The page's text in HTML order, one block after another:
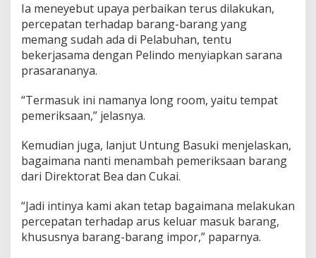
Ia meneyebut upaya perbaikan terus dilakukan,
percepatan terhadap barang-barang yang
memang sudah ada di Pelabuhan, tentu
bekerjasama dengan Pelindo menyiapkan sarana
prasarananya.
“Termasuk ini namanya long room, yaitu tempat
pemeriksaan,” jelasnya.
Kemudian juga, lanjut Untung Basuki menjelaskan,
bagaimana nanti menambah pemeriksaan barang
dari Direktorat Bea dan Cukai.
“Jadi intinya kami akan tetap bagaimana melakukan
percepatan terhadap arus keluar masuk barang,
khususnya barang-barang impor,” paparnya.